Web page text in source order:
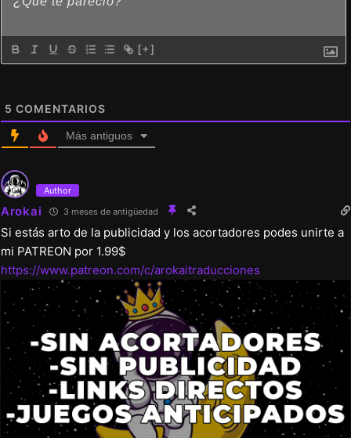
[+]
5 COMENTARIOS
Más antiguos
Author
Arokai 3 meses de antigüedad
Si estás arto de la publicidad y los acortadores podes unirte a
mi PATREON por 1.99$
https://www.patreon.com/c/arokaitraducciones